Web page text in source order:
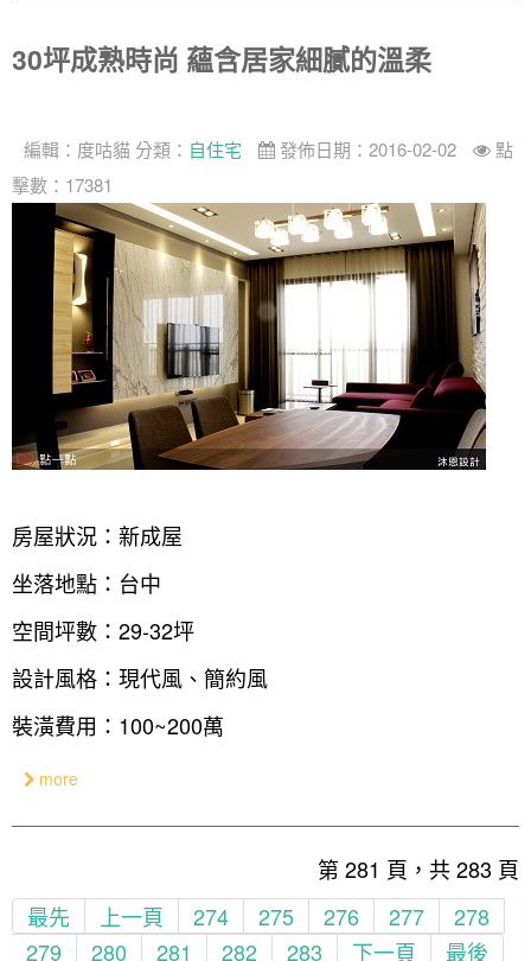
30坪成熟時尚 蘊含居家細膩的溫柔
編輯： 度咕貓 分類： 自住宅 發佈日期：2016-02-02
點
擊數：17381
房屋狀況：新成屋
坐落地點：台中
空間坪數：29-32坪
設計風格：現代風、簡約風
裝潢費用：100~200萬
more
第 281 頁，共 283 頁
最先
上一頁 274 275 276 277
278
279
280 281 282 283 下一頁 最後